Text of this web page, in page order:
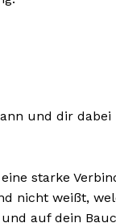
und dir
starke
nicht weißt,
auf dein